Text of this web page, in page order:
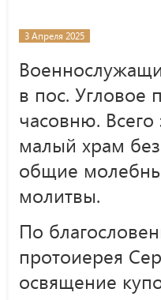
3 Апреля 2025
в пос. Угловое
часовню.
малый храм
общие молебны
молитвы.
По
протоиерея
освящение